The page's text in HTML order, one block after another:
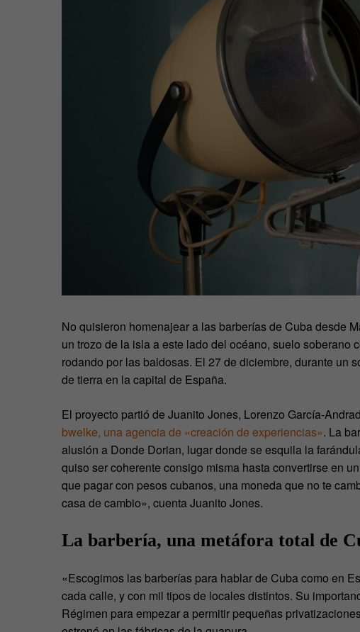
No quisieron homenajear a las barberías de Cuba desde
un trozo de la isla a este lado del océano, suelo soberano
rodando por las baldosas. El 27 de diciembre, durante un
de tierra en la capital de España.
El proyecto partió de Juanito Jones, Lorenzo García-
bwelke, una agencia de «creación de experiencias». La
alusión a Donde Dorian, lugar donde se esquila la
quiso ser coherente consigo misma hasta convertirse en
que pagar con pesos cubanos, una moneda que no te
casa de cambio», cuenta Juanito Jones.
La barbería, una metáfora total de
«Escogimos las barberías para hablar de Cuba como en
cada calle, y con mil tipos de locales distintos. Su
Régimen para empezar a permitir pequeñas